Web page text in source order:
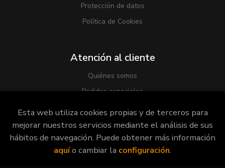
Protección de datos
Política de Cookies
Atención al cliente
Quiénes somos
Pedidos especiales
2026 © Librería Viridiana . Todos los Derechos Reservados |
Grupo Trevenque
Esta web utiliza cookies propias y de terceros para
mejorar nuestros servicios mediante el análisis de sus
hábitos de navegación. Puede obtener más información
aquío cambiar la configuración.